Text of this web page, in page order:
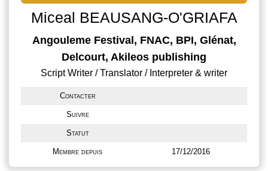
Miceal BEAUSANG-O'GRIAFA
Angouleme Festival, FNAC, BPI, Glénat,
Delcourt, Akileos publishing
Script Writer / Translator / Interpreter & writer
Contacter
Suivre
Statut
Membre depuis 17/12/2016